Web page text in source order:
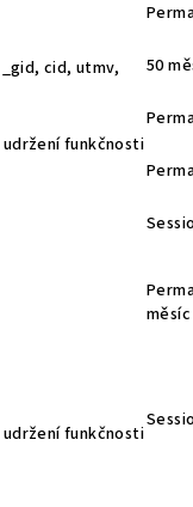
cid, utmv,
funkčnosti
50
měsíc
funkčnosti